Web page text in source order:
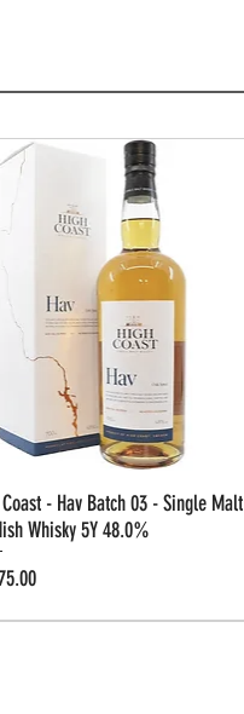
- Hav Batch 03 - Single Malt
Whisky 5Y 48.0%